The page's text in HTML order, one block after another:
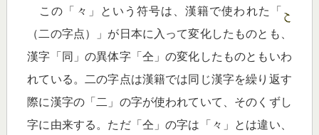
この「々」という符号は、漢籍で使われた「
（二の字点）」が日本に入って変化したものとも、
漢字「同」の異体字「仝」の変化したものともいわ
れている。二の字点は漢籍では同じ漢字を繰り返す
際に漢字の「二」の字が使われていて、そのくずし
字に由来する。ただ「仝」の字は「々」とは違い、